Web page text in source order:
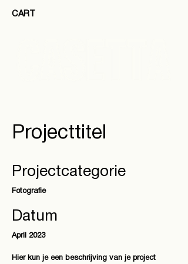
CART
Projecttitel
Projectcategorie
Fotografie
Datum
April 2023
Hier kun je een beschrijving van je project